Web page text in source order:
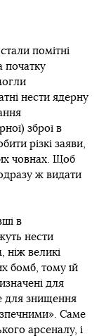
помітні
початку
нести ядерну
зброї в
різкі заяви,
човнах. Щоб
ж видати
в
нести
ніж великі
бомб, тому їй
для
для знищення
Саме
арсеналу, і